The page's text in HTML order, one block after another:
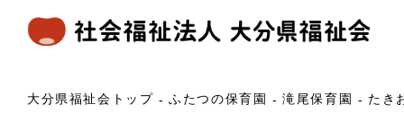
大分県福祉会トップ ふたつの保育園 滝尾保育園 たき